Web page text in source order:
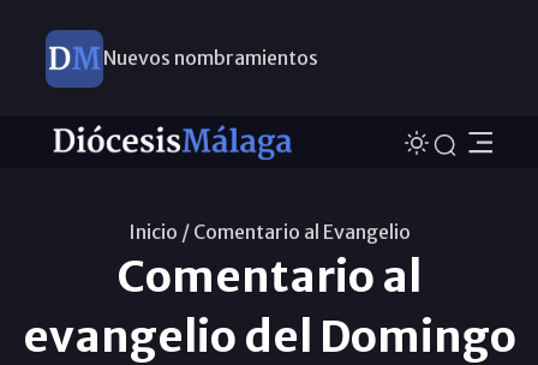
Nuevos nombramientos
Inicio / Comentario al Evangelio
Comentario al
evangelio del Domingo